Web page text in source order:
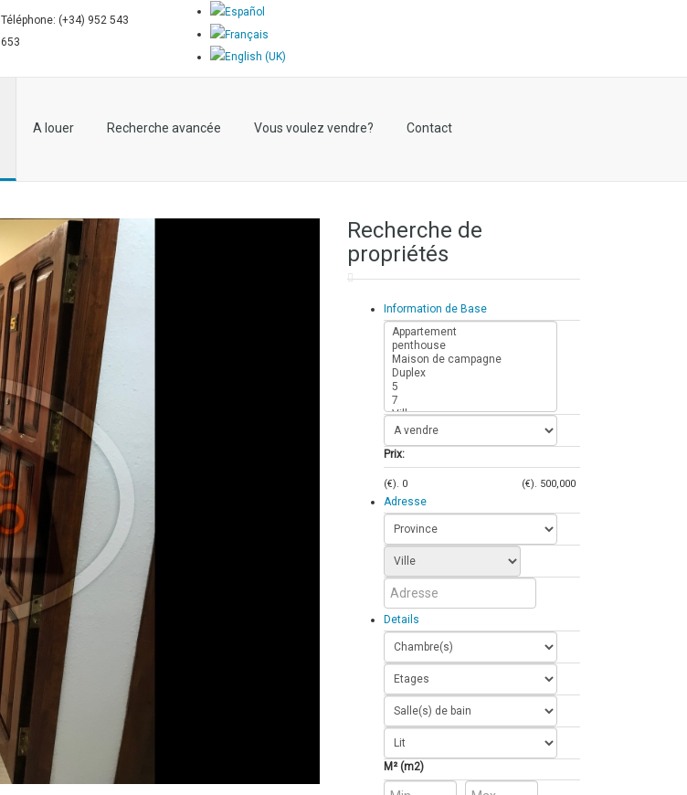
Téléphone: (+34) 952 543
653
A louer Recherche avancée Vous voulez vendre? Contact
Recherche de
propriétés
Information de Base
Prix:
(€). 0 (€). 500,000
Adresse
Details
M² (m2)